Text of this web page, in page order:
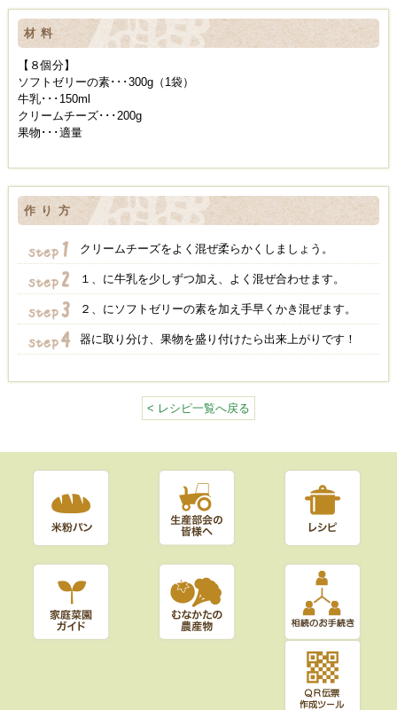
材料
【８個分】
ソフトゼリーの素･･･300g（1袋）
牛乳･･･150ml
クリームチーズ･･･200g
果物･･･適量
作り方
クリームチーズをよく混ぜ柔らかくしましょう。
１、に牛乳を少しずつ加え、よく混ぜ合わせます。
２、にソフトゼリーの素を加え手早くかき混ぜます。
器に取り分け、果物を盛り付けたら出来上がりです！
< レシピ一覧へ戻る